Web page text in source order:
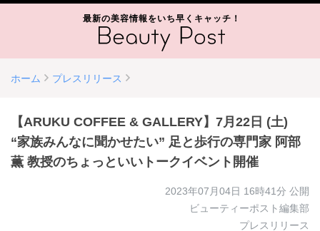
最新の美容情報をいち早くキャッチ！
ホーム プレスリリース
【ARUKU COFFEE & GALLERY】7月22日 (土)
“家族みんなに聞かせたい” 足と歩行の専門家 阿部
薫 教授のちょっといいトークイベント開催
2023年07月04日 16時41分 公開
ビューティーポスト編集部
プレスリリース